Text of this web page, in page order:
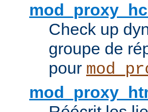
Check up
groupe de
pour